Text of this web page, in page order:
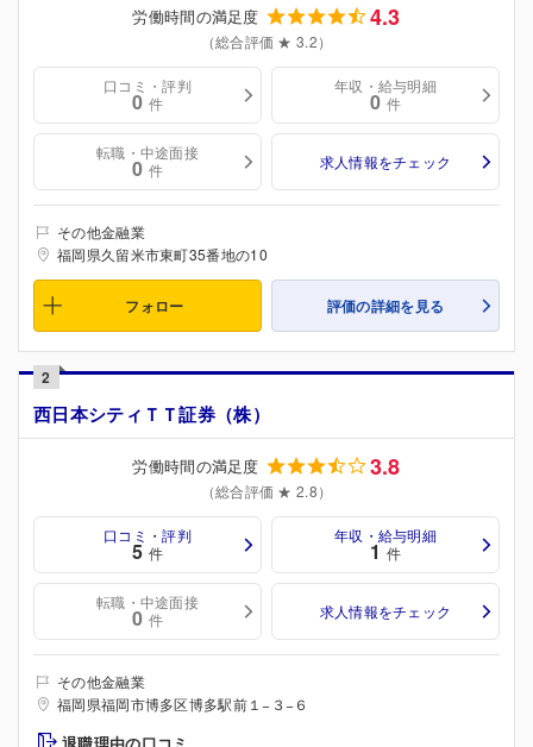
労働時間の満足度 4.3
（総合評価 ★ 3.2）
口コミ・評判
0 件
年収・給与明細
0 件
転職・中途面接
0 件 求人情報をチェック
その他金融業
福岡県久留米市東町35番地の10
フォロー 評価の詳細を見る
2
西日本シティＴＴ証券（株）
労働時間の満足度 3.8
（総合評価 ★ 2.8）
口コミ・評判
5 件
年収・給与明細
1 件
転職・中途面接
0 件 求人情報をチェック
その他金融業
福岡県福岡市博多区博多駅前１−３−６